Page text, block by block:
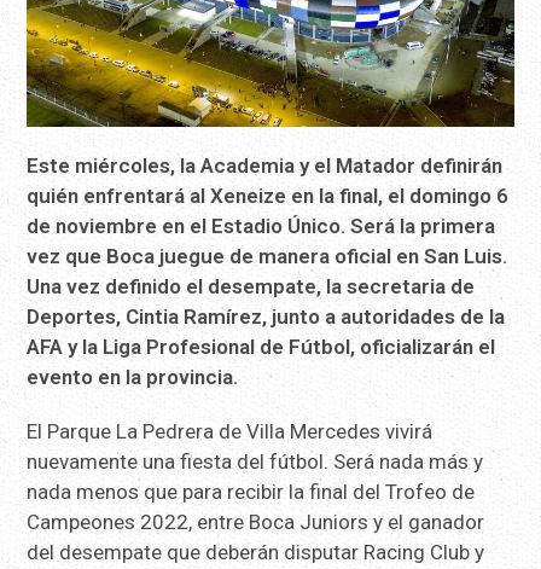
Este miércoles, la Academia y el Matador definirán
quién enfrentará al Xeneize en la final, el domingo 6
de noviembre en el Estadio Único. Será la primera
vez que Boca juegue de manera oficial en San Luis.
Una vez definido el desempate, la secretaria de
Deportes, Cintia Ramírez, junto a autoridades de la
AFA y la Liga Profesional de Fútbol, oficializarán el
evento en la provincia.
El Parque La Pedrera de Villa Mercedes vivirá
nuevamente una fiesta del fútbol. Será nada más y
nada menos que para recibir la final del Trofeo de
Campeones 2022, entre Boca Juniors y el ganador
del desempate que deberán disputar Racing Club y